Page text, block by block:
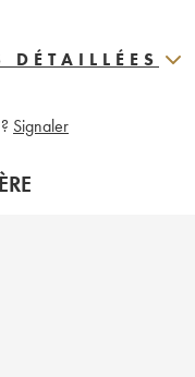
DÉTAILLÉES
Signaler